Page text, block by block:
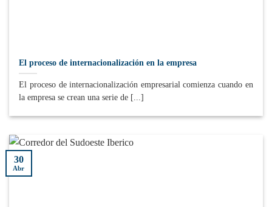
El proceso de internacionalización en la empresa
El proceso de internacionalización empresarial comienza cuando en
la empresa se crean una serie de [...]
30
Abr